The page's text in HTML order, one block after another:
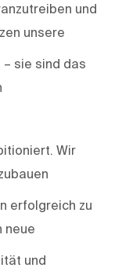
und
unsere
sie sind das
Wir
erfolgreich zu
neue
und